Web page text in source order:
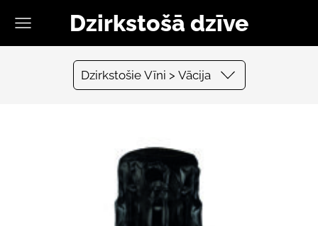
Dzirkstošā dzīve
Dzirkstošie Vīni > Vācija